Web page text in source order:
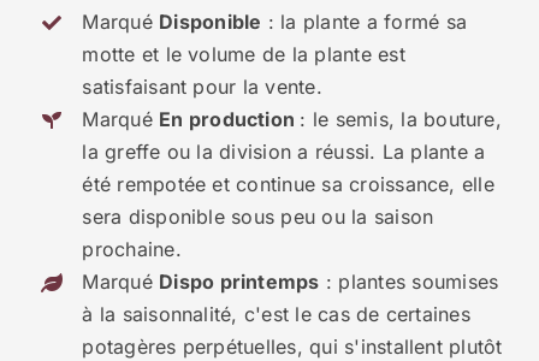
Marqué Disponible : la plante a formé sa
motte et le volume de la plante est
satisfaisant pour la vente.
Marqué En production : le semis, la bouture,
la greffe ou la division a réussi. La plante a
été rempotée et continue sa croissance, elle
sera disponible sous peu ou la saison
prochaine.
Marqué Dispo printemps : plantes soumises
à la saisonnalité, c'est le cas de certaines
potagères perpétuelles, qui s'installent plutôt